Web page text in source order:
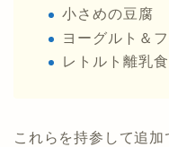
小さめの豆腐
ヨーグルト＆
レトルト離乳
これらを持参して追